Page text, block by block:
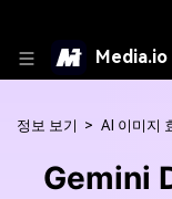
Media.io
정보 보기 > AI 이미지
Gemini